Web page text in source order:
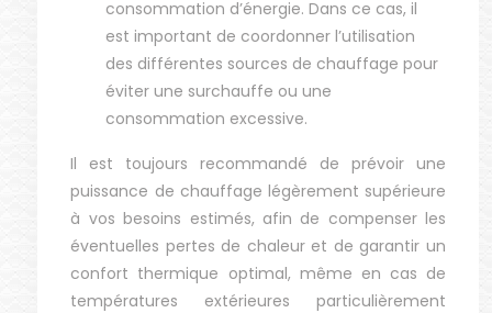
consommation d’énergie. Dans ce cas, il
est important de coordonner l’utilisation
des différentes sources de chauffage pour
éviter une surchauffe ou une
consommation excessive.
Il est toujours recommandé de prévoir une
puissance de chauffage légèrement supérieure
à vos besoins estimés, afin de compenser les
éventuelles pertes de chaleur et de garantir un
confort thermique optimal, même en cas de
températures extérieures particulièrement